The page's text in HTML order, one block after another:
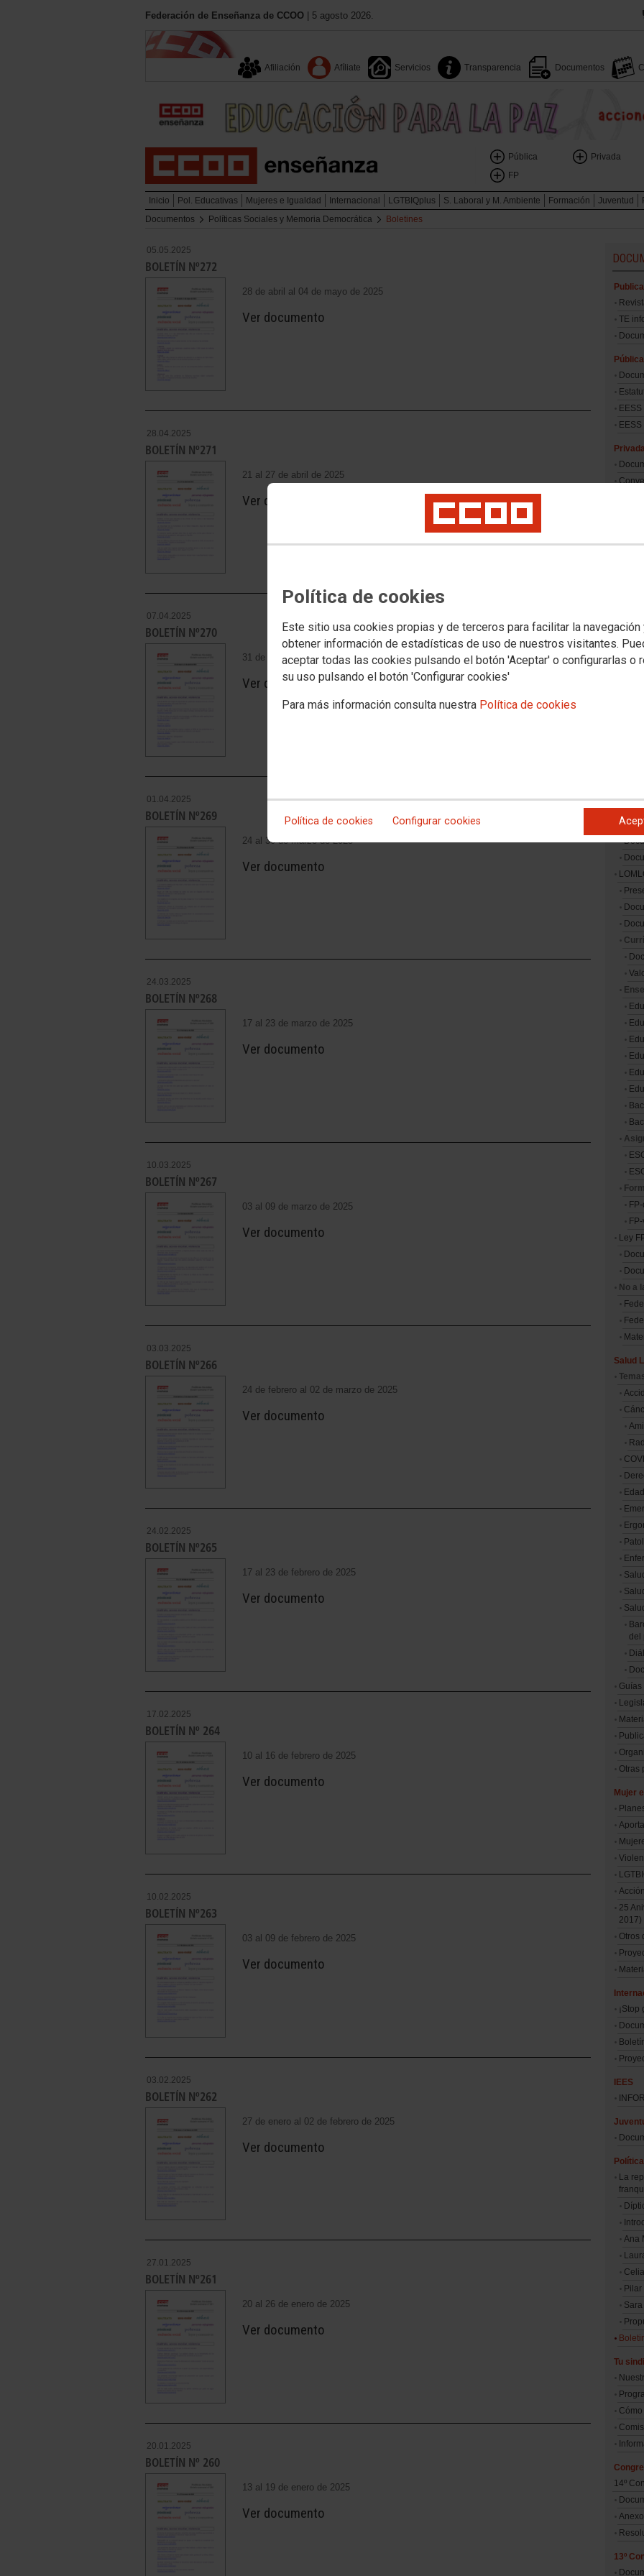
Política de cookies
Este sitio usa cookies propias y de terceros para facilitar la navegación
obtener información de estadísticas de uso de nuestros visitantes.
aceptar todas las cookies pulsando el botón 'Aceptar' o configurarlas o
su uso pulsando el botón 'Configurar cookies'
Para más información consulta nuestra Política de cookies
Política de cookies Configurar cookies
Federación de Enseñanza de CCOO | 5 agosto 2026.
Afiliación Afíliate Servicios Transparencia Documentos
Pública Privada
FP
Inicio Pol. Educativas Mujeres e Igualdad Internacional LGTBIQplus S. Laboral y M. Ambiente Formación Juventud
Documentos
Políticas Sociales y Memoria Democrática Boletines
05.05.2025
BOLETÍN Nº272
28 de abril al 04 de mayo de 2025
Ver documento
28.04.2025
BOLETÍN Nº271
21 al 27 de abril de 2025
Ver documento
07.04.2025
BOLETÍN Nº270
31 de marzo al 06 de abril de 2025
Ver documento
01.04.2025
BOLETÍN Nº269
24 al 30 de marzo de 2025
Ver documento
24.03.2025
BOLETÍN Nº268
17 al 23 de marzo de 2025
Ver documento
10.03.2025
BOLETÍN Nº267
03 al 09 de marzo de 2025
Ver documento
03.03.2025
BOLETÍN Nº266
24 de febrero al 02 de marzo de 2025
Ver documento
24.02.2025
BOLETÍN Nº265
17 al 23 de febrero de 2025
Ver documento
17.02.2025
BOLETÍN Nº 264
10 al 16 de febrero de 2025
Ver documento
10.02.2025
BOLETÍN Nº263
03 al 09 de febrero de 2025
Ver documento
03.02.2025
BOLETÍN Nº262
27 de enero al 02 de febrero de 2025
Ver documento
27.01.2025
BOLETÍN Nº261
20 al 26 de enero de 2025
Ver documento
20.01.2025
BOLETÍN Nº 260
13 al 19 de enero de 2025
Ver documento
TE
Pública
La
Ley
No a
Salud
del
Guías
Otras
Mujer
25
2017)
Otros
¡Stop
IEES
La
Ana
Tu
14º
13º